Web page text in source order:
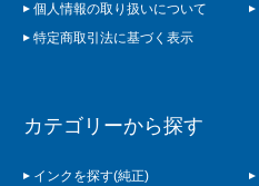
個人情報の取り扱いについて
特定商取引法に基づく表示
カテゴリーから探す
インクを探す(純正)